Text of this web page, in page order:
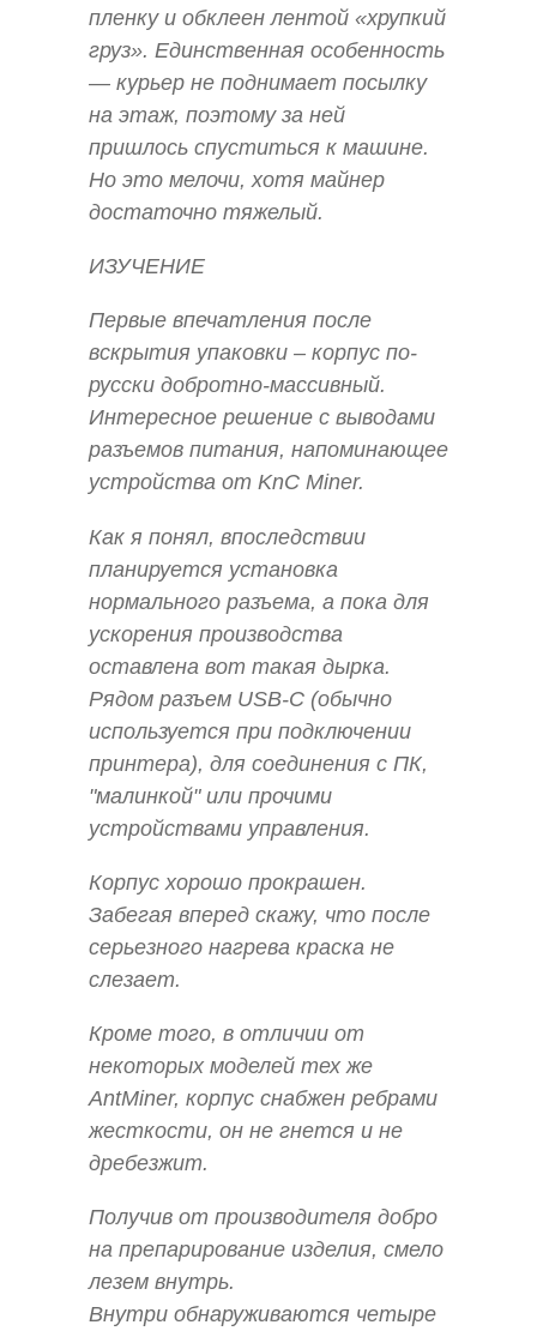
пленку и обклеен лентой «хрупкий
груз». Единственная особенность
— курьер не поднимает посылку
на этаж, поэтому за ней
пришлось спуститься к машине.
Но это мелочи, хотя майнер
достаточно тяжелый.
ИЗУЧЕНИЕ
Первые впечатления после
вскрытия упаковки – корпус по-
русски добротно-массивный.
Интересное решение с выводами
разъемов питания, напоминающее
устройства от KnC Miner.
Как я понял, впоследствии
планируется установка
нормального разъема, а пока для
ускорения производства
оставлена вот такая дырка.
Рядом разъем USB-C (обычно
используется при подключении
принтера), для соединения с ПК,
"малинкой" или прочими
устройствами управления.
Корпус хорошо прокрашен.
Забегая вперед скажу, что после
серьезного нагрева краска не
слезает.
Кроме того, в отличии от
некоторых моделей тех же
AntMiner, корпус снабжен ребрами
жесткости, он не гнется и не
дребезжит.
Получив от производителя добро
на препарирование изделия, смело
лезем внутрь.
Внутри обнаруживаются четыре